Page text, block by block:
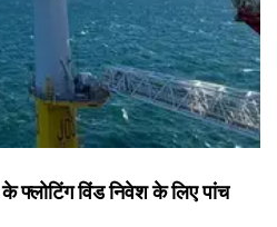
फ्लोटिंग विंड निवेश के लिए पांच